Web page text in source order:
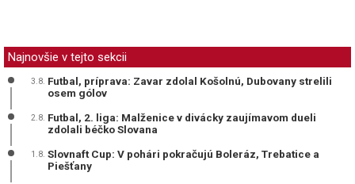
Najnovšie v tejto sekcii
3.8. Futbal, príprava: Zavar zdolal Košolnú, Dubovany strelili
osem gólov
2.8. Futbal, 2. liga: Malženice v divácky zaujímavom dueli
zdolali béčko Slovana
1.8. Slovnaft Cup: V pohári pokračujú Boleráz, Trebatice a
Piešťany